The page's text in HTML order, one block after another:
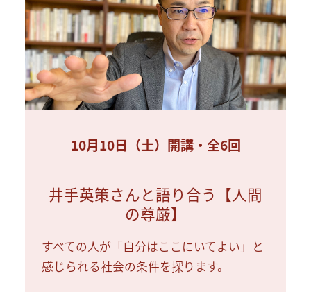
10月10日（土）開講・全6回
井手英策さんと語り合う【人間
の尊厳】
すべての人が「自分はここにいてよい」と
感じられる社会の条件を探ります。